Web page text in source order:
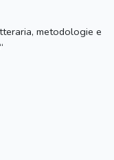
metodologie e